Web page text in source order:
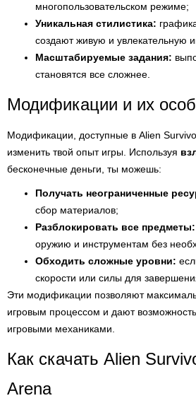
многопользовательском режиме;
Уникальная стилистика:
создают живую и увлекательную
Масштабируемые задания:
становятся все сложнее.
Модификации и их
Модификации, доступные в Alien
изменить твой опыт игры. Используя
бесконечные деньги, ты можешь:
Получать неограниченные
сбор материалов;
Разблокировать все предметы:
оружию и инструментам без
Обходить сложные уровни:
скорости или силы для
Эти модификации позволяют
игровым процессом и дают
игровыми механиками.
Как скачать Alien
Arena